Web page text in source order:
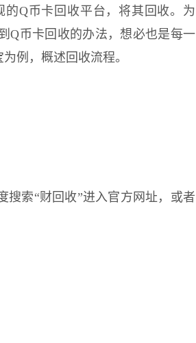
Q币卡回收平台，将其回收。为
币卡回收的办法，想必也是每一
例，概述回收流程。
索“财回收”进入官方网址，或者